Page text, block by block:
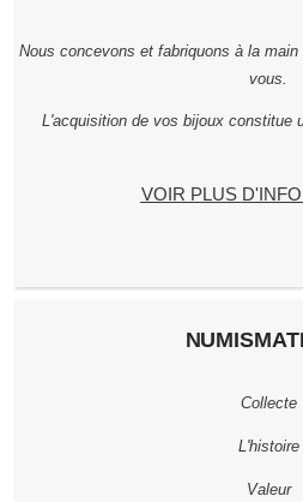
Nous concevons et fabriquons à la
vous.
L'acquisition de vos bijoux constitue
VOIR PLUS
Collecte
L'histoire
Valeur